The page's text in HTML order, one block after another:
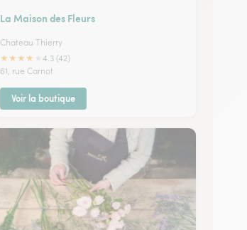
La Maison des Fleurs
Chateau Thierry
★★★★
4.3 (42)
61, rue Carnot
Voir la boutique